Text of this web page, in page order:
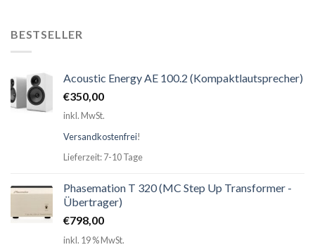
BESTSELLER
Acoustic Energy AE 100.2 (Kompaktlautsprecher)
€350,00
inkl. MwSt.
Versandkostenfrei!
Lieferzeit: 7-10 Tage
Phasemation T 320 (MC Step Up Transformer -
Übertrager)
€798,00
inkl. 19 % MwSt.